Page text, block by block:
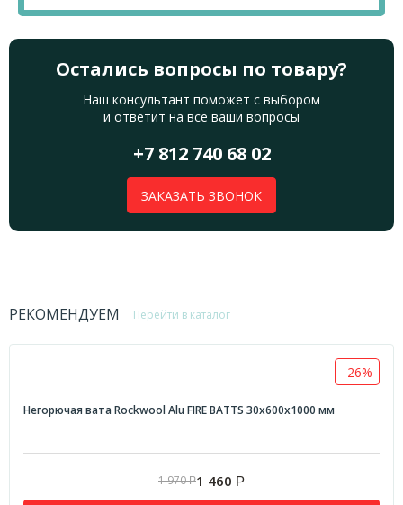
Остались вопросы по товару?
Наш консультант поможет с выбором
и ответит на все ваши вопросы
+7 812 740 68 02
ЗАКАЗАТЬ ЗВОНОК
РЕКОМЕНДУЕМ Перейти в каталог
-26%
Негорючая вата Rockwool Alu FIRE BATTS 30x600x1000 мм
1 970Р1 460 Р